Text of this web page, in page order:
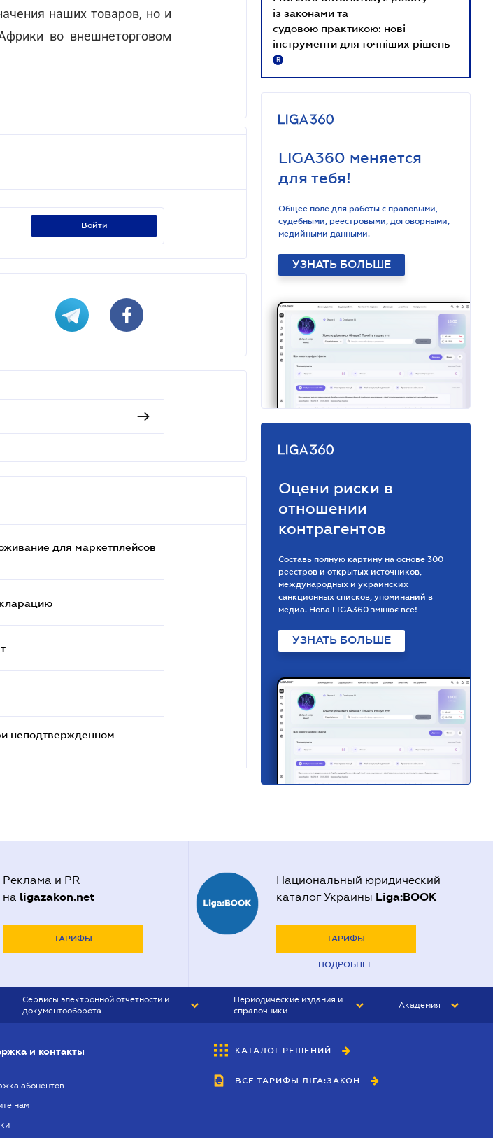
наших товаров, но и
во внешнеторговом
войти
для маркетплейсов
неподтвержденном
із законами та
судовою практикою: нові
інструменти для точніших рішень
R
LIGA360 меняется
для тебя!
Общее поле для работы с правовыми,
судебными, реестровыми, договорными,
медийными данными.
УЗНАТЬ БОЛЬШЕ
Оцени риски в
отношении
контрагентов
Составь полную картину на основе 300
реестров и открытых источников,
международных и украинских
санкционных списков, упоминаний в
медиа. Нова LIGA360 змінює все!
УЗНАТЬ БОЛЬШЕ
Реклама и PR
на ligazakon.net
ТАРИФЫ
Национальный юридический
каталог Украины Liga:BOOK
ТАРИФЫ
ПОДРОБНЕЕ
Сервисы электронной отчетности и
документооборота
Периодические издания и
справочники
БУХГАЛТЕР&ЗАКОН
ВЕСТНИК МСФО
Академия
и контакты
абонентов
нам
КАТАЛОГ РЕШЕНИЙ
ВСЕ ТАРИФЫ ЛІГА:ЗАКОН